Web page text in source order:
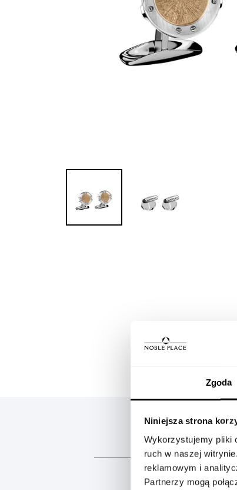
Zgoda
Niniejsza strona
Wykorzystujemy pliki
ruch w naszej
reklamowym i
Partnerzy mogą
OPIS